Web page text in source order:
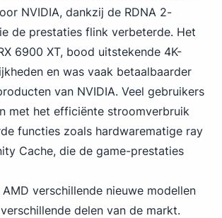
NVIDIA, dankzij de RDNA 2-
de prestaties flink verbeterde. Het
6900 XT, bood uitstekende 4K-
en was vaak betaalbaarder
van NVIDIA. Veel gebruikers
met het efficiënte stroomverbruik
functies zoals hardwarematige ray
Cache, die de game-prestaties
verschillende nieuwe modellen
delen van de markt.